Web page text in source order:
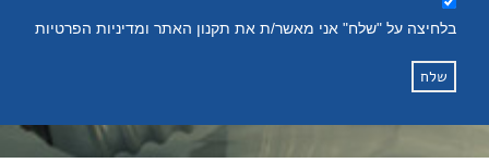
בלחיצה על "שלח" אני מאשר/ת את תקנון האתר ומדיניות הפרטיות
שלח